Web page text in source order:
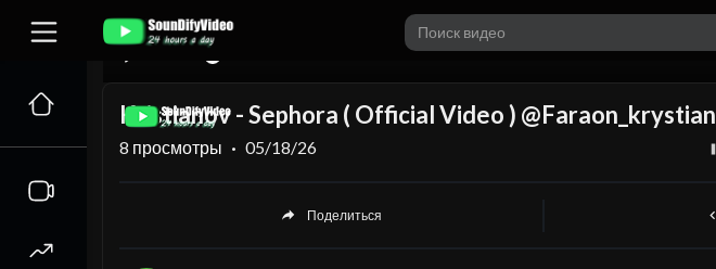
Kristianov - Sephora ( Official Video ) @Faraon_krystian
8 просмотры · 05/18/26
Поделиться